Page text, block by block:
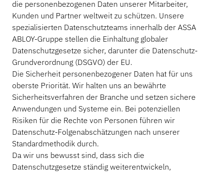
die personenbezogenen Daten unserer Mitarbeiter,
Kunden und Partner weltweit zu schützen. Unsere
spezialisierten Datenschutzteams innerhalb der ASSA
ABLOY-Gruppe stellen die Einhaltung globaler
Datenschutzgesetze sicher, darunter die Datenschutz-
Grundverordnung (DSGVO) der EU.
Die Sicherheit personenbezogener Daten hat für uns
oberste Priorität. Wir halten uns an bewährte
Sicherheitsverfahren der Branche und setzen sichere
Anwendungen und Systeme ein. Bei potenziellen
Risiken für die Rechte von Personen führen wir
Datenschutz-Folgenabschätzungen nach unserer
Standardmethodik durch.
Da wir uns bewusst sind, dass sich die
Datenschutzgesetze ständig weiterentwickeln,